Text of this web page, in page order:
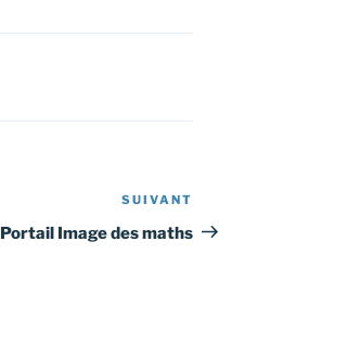
suivant
SUIVANT
Portail Image des maths